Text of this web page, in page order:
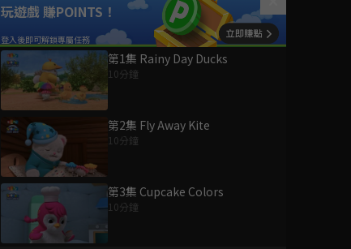
玩遊戲 賺POINTS！
第1集 Rainy Day Ducks
10分鐘
第2集 Fly Away Kite
10分鐘
第3集 Cupcake Colors
10分鐘